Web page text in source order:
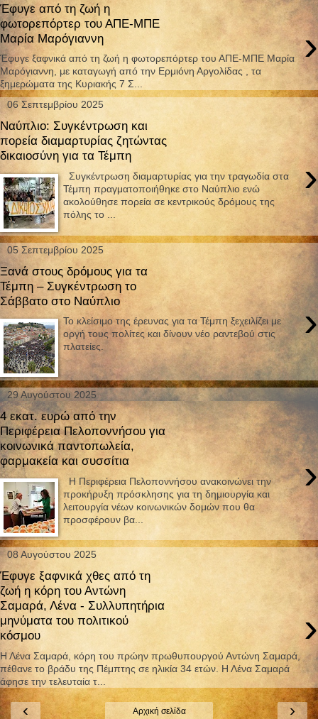
Έφυγε από τη ζωή η
φωτορεπόρτερ του ΑΠΕ-ΜΠΕ
Μαρία Μαρόγιαννη
›
Έφυγε ξαφνικά από τη ζωή η φωτορεπόρτερ του ΑΠΕ-ΜΠΕ Μαρία
Μαρόγιαννη, με καταγωγή από την Ερμιόνη Αργολίδας , τα
ξημερώματα της Κυριακής 7 Σ...
06 Σεπτεμβρίου 2025
Ναύπλιο: Συγκέντρωση και
πορεία διαμαρτυρίας ζητώντας
δικαιοσύνη για τα Τέμπη
›
Συγκέντρωση διαμαρτυρίας για την τραγωδία στα
Τέμπη πραγματοποιήθηκε στο Ναύπλιο ενώ
ακολούθησε πορεία σε κεντρικούς δρόμους της
πόλης το ...
05 Σεπτεμβρίου 2025
Ξανά στους δρόμους για τα
Τέμπη – Συγκέντρωση το
Σάββατο στο Ναύπλιο
›
Το κλείσιμο της έρευνας για τα Τέμπη ξεχειλίζει με
οργή τους πολίτες και δίνουν νέο ραντεβού στις
πλατείες.
29 Αυγούστου 2025
4 εκατ. ευρώ από την
Περιφέρεια Πελοποννήσου για
κοινωνικά παντοπωλεία,
φαρμακεία και συσσίτια
›
Η Περιφέρεια Πελοποννήσου ανακοινώνει την
προκήρυξη πρόσκλησης για τη δημιουργία και
λειτουργία νέων κοινωνικών δομών που θα
προσφέρουν βα...
08 Αυγούστου 2025
Έφυγε ξαφνικά χθες από τη
ζωή η κόρη του Αντώνη
Σαμαρά, Λένα - Συλλυπητήρια
μηνύματα του πολιτικού
κόσμου
›
Η Λένα Σαμαρά, κόρη του πρώην πρωθυπουργού Αντώνη Σαμαρά,
πέθανε το βράδυ της Πέμπτης σε ηλικία 34 ετών. Η Λένα Σαμαρά
άφησε την τελευταία τ...
‹ ›
Αρχική σελίδα